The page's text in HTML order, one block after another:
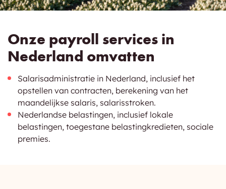
Onze payroll services in
Nederland omvatten
Salarisadministratie in Nederland, inclusief het
opstellen van contracten, berekening van het
maandelijkse salaris, salarisstroken.
Nederlandse belastingen, inclusief lokale
belastingen, toegestane belastingkredieten, sociale
premies.